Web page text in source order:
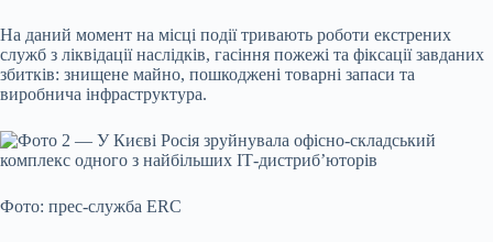
На даний момент на місці події тривають роботи екстрених
служб з ліквідації наслідків, гасіння пожежі та фіксації завданих
збитків: знищене майно, пошкоджені товарні запаси та
виробнича інфраструктура.
Фото: прес-служба ERC